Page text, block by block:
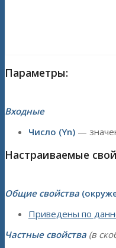
Параметры:
Входные
Число (Yn) —
Настраиваемые
Общие свойства
Приведены по
Частные свойства (в